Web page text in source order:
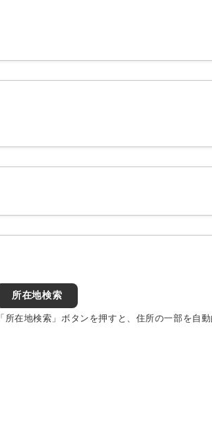
所在地検索
「所在地検索」ボタンを押すと、住所の一部を自動